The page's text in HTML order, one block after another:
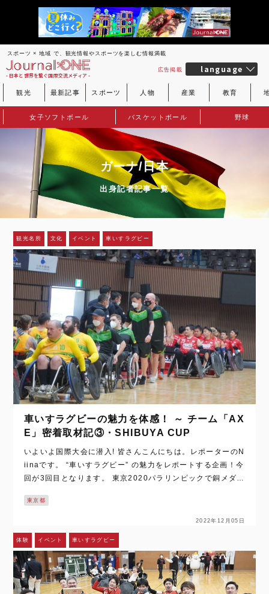
スポーツ × 地域 で、観光情報やスポーツを楽しむ情報満載
- 日本と世界を繋ぐ国際交流メディア -
広告掲載 language
観光 最新記事 スポーツ 人物 産業 教育
女子ソフトボール バスケットボール 野球
ガーナ/日本
出身記者記事一覧
観光名所 文化 イベント 車いすラグビー
車いすラグビーの魅力を体感！ ～ チーム「AX
E」密着取材記③・SHIBUYA CUP
いよいよ国際大会に潜入! 皆さんこんにちは。レポーターのN
iinaです。 “車いすラグビー” の魅力をレポートする企画！今
回が3回目となります。 東京2020パラリンピックで銅メダル
ー…
東京都
2022年12月05日
体験 イベント 車いすラグビー